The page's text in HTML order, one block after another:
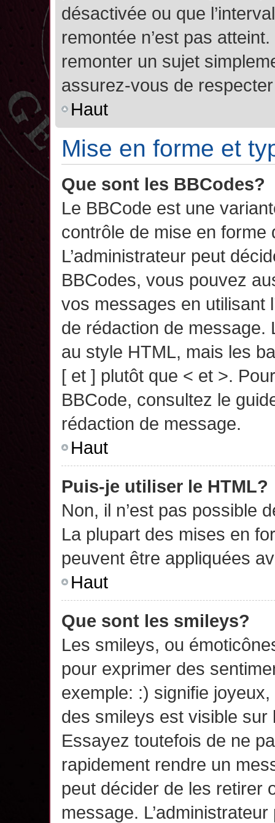
désactivée ou que
remontée n’est pas
remonter un sujet
assurez-vous de
Haut
Mise en forme et
Que sont les BBCodes?
Le BBCode est une
contrôle de mise en forme
L’administrateur peut
BBCodes, vous pouvez
vos messages en utilisant
de rédaction de message.
au style HTML, mais les
[ et ] plutôt que < et >.
BBCode, consultez le
rédaction de message.
Haut
Puis-je utiliser le HTML?
Non, il n’est pas possible
La plupart des mises en
peuvent être appliquées
Haut
Que sont les smileys?
Les smileys, ou
pour exprimer des
exemple: :) signifie
des smileys est visible
Essayez toutefois de ne
rapidement rendre un
peut décider de les retirer
message.